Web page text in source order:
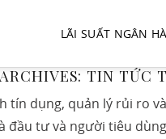
LÃI SUẤT NGÂN
TIN TỨC
tín dụng, quản lý rủi
đầu tư và người tiêu